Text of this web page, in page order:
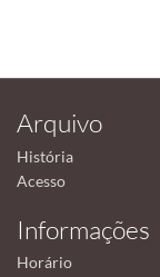
Arquivo
História
Acesso
Informações
Horário